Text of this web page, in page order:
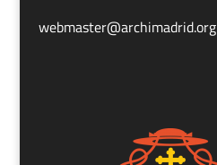
webmaster@archimadrid.org